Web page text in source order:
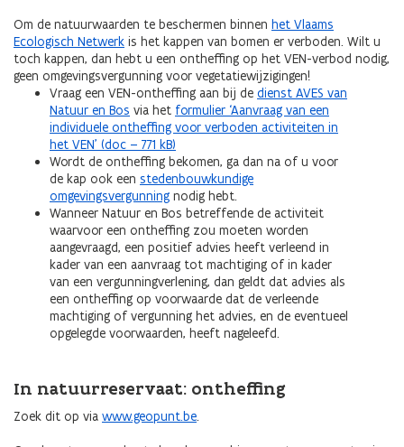
Om de natuurwaarden te beschermen binnen het Vlaams
Ecologisch Netwerk is het kappen van bomen er verboden. Wilt u
toch kappen, dan hebt u een ontheffing op het VEN-verbod nodig,
geen omgevingsvergunning voor vegetatiewijzigingen!
Vraag een VEN-ontheffing aan bij de dienst AVES van
Natuur en Bos via het formulier ‘Aanvraag van een
individuele ontheffing voor verboden activiteiten in
het VEN’ (doc – 771 kB)
Wordt de ontheffing bekomen, ga dan na of u voor
de kap ook een stedenbouwkundige
omgevingsvergunning nodig hebt.
Wanneer Natuur en Bos betreffende de activiteit
waarvoor een ontheffing zou moeten worden
aangevraagd, een positief advies heeft verleend in
kader van een aanvraag tot machtiging of in kader
van een vergunningverlening, dan geldt dat advies als
een ontheffing op voorwaarde dat de verleende
machtiging of vergunning het advies, en de eventueel
opgelegde voorwaarden, heeft nageleefd.
In natuurreservaat: ontheffing
Zoek dit op via www.geopunt.be.